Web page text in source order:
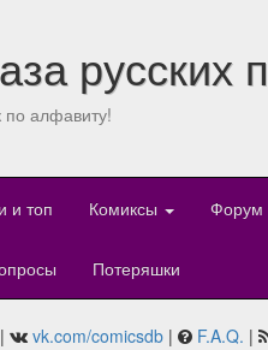
русских
по алфавиту!
и топ Комиксы Форум
Потеряшки
| vk.com/comicsdb | F.A.Q. |